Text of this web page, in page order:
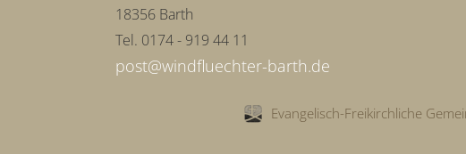
18356 Barth
Tel. 0174 - 919 44 11
Evangelisch-Freikirchliche